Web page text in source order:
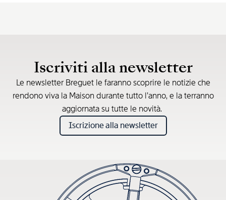
Iscriviti alla newsletter
Le newsletter Breguet le faranno scoprire le notizie che
rendono viva la Maison durante tutto l’anno, e la terranno
aggiornata su tutte le novità.
Iscrizione alla newsletter